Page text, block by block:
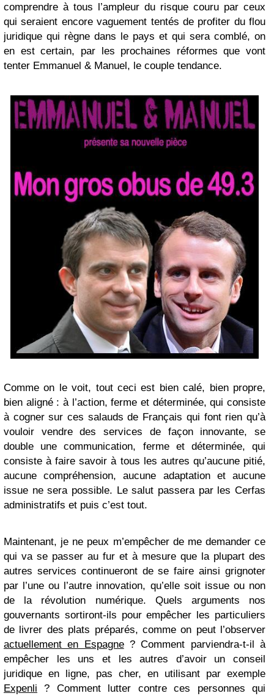
comprendre à tous l’ampleur du risque couru par ceux
qui seraient encore vaguement tentés de profiter du flou
juridique qui règne dans le pays et qui sera comblé, on
en est certain, par les prochaines réformes que vont
tenter Emmanuel & Manuel, le couple tendance.
Comme on le voit, tout ceci est bien calé, bien propre,
bien aligné : à l’action, ferme et déterminée, qui consiste
à cogner sur ces salauds de Français qui font rien qu’à
vouloir vendre des services de façon innovante, se
double une communication, ferme et déterminée, qui
consiste à faire savoir à tous les autres qu’aucune pitié,
aucune compréhension, aucune adaptation et aucune
issue ne sera possible. Le salut passera par les Cerfas
administratifs et puis c’est tout.
Maintenant, je ne peux m’empêcher de me demander ce
qui va se passer au fur et à mesure que la plupart des
autres services continueront de se faire ainsi grignoter
par l’une ou l’autre innovation, qu’elle soit issue ou non
de la révolution numérique. Quels arguments nos
gouvernants sortiront-ils pour empêcher les particuliers
de livrer des plats préparés, comme on peut l’observer
actuellement en Espagne? Comment parviendra-t-il à
empêcher les uns et les autres d’avoir un conseil
juridique en ligne, pas cher, en utilisant par exemple
Expenli ? Comment lutter contre ces personnes qui